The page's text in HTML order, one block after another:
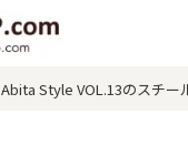
Abita Style VOL.13のスチー